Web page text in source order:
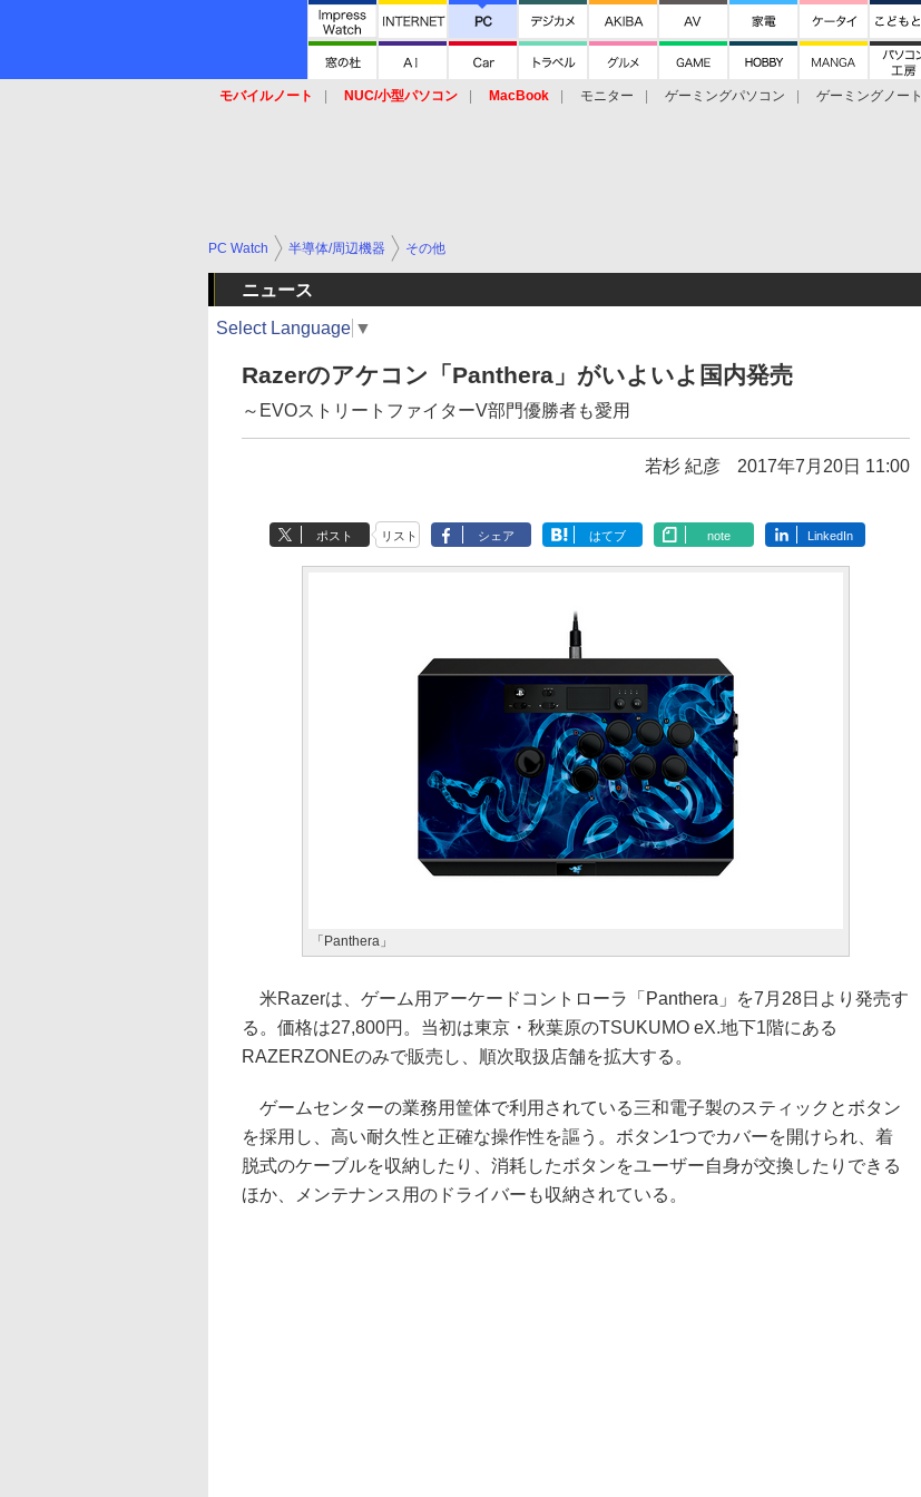
モバイルノート NUC/小型パソコン MacBook モニター ゲーミングパソコン ゲーミングノート
PC Watch 半導体/周辺機器 その他
ニュース
Select Language ▼
Razerのアケコン「Panthera」がいよいよ国内発売
～EVOストリートファイターV部門優勝者も愛用
若杉 紀彦 2017年7月20日 11:00
ポスト リスト シェア はてブ note LinkedIn
「Panthera」
米Razerは、ゲーム用アーケードコントローラ「Panthera」を7月28日より発売す
る。価格は27,800円。当初は東京・秋葉原のTSUKUMO eX.地下1階にある
RAZERZONEのみで販売し、順次取扱店舗を拡大する。
ゲームセンターの業務用筐体で利用されている三和電子製のスティックとボタン
を採用し、高い耐久性と正確な操作性を謳う。ボタン1つでカバーを開けられ、着
脱式のケーブルを収納したり、消耗したボタンをユーザー自身が交換したりできる
ほか、メンテナンス用のドライバーも収納されている。